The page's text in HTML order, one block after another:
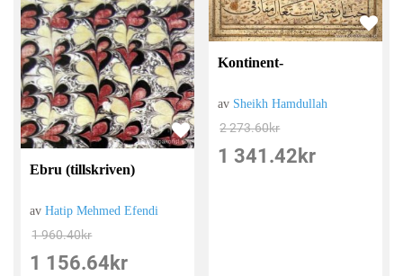
Ebru (tillskriven)
avHatip Mehmed Efendi
1 960.40kr
1 156.64 kr
Kontinent-
av Sheikh Hamdullah
2 273.60kr
1 341.42 kr